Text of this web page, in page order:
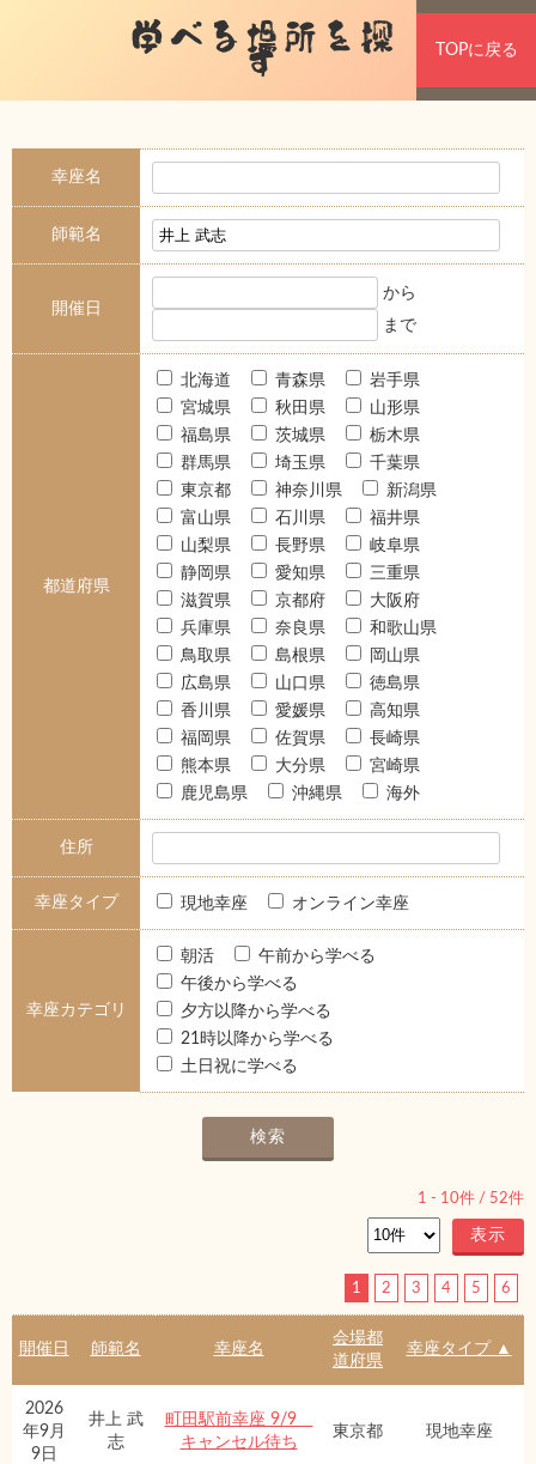
学べる場所を探
す TOPに戻る
幸座名
師範名
開催日
から
まで
都道府県
北海道 青森県
岩手県
宮城県
秋田県
山形県
福島県
茨城県
栃木県
群馬県
埼玉県
千葉県
東京都
神奈川県
新潟県
富山県
石川県
福井県
山梨県
長野県
岐阜県
静岡県
愛知県
三重県
滋賀県
京都府
大阪府
兵庫県
奈良県
和歌山県
鳥取県
島根県
岡山県
広島県
山口県
徳島県
香川県
愛媛県
高知県
福岡県
佐賀県
長崎県
熊本県
大分県
宮崎県
鹿児島県
沖縄県 海外
住所
幸座タイプ 現地幸座 オンライン幸座
幸座カテゴリ
朝活
午前から学べる
午後から学べる
夕方以降から学べる
21時以降から学べる
土日祝に学べる
1 - 10件 / 52件
1 2 3 4 5 6
開催日 師範名 幸座名
会場都
道府県
幸座タイプ ▲
2026
年9月
9日
井上 武
志
町田駅前幸座 9/9
キャンセル待ち
東京都 現地幸座